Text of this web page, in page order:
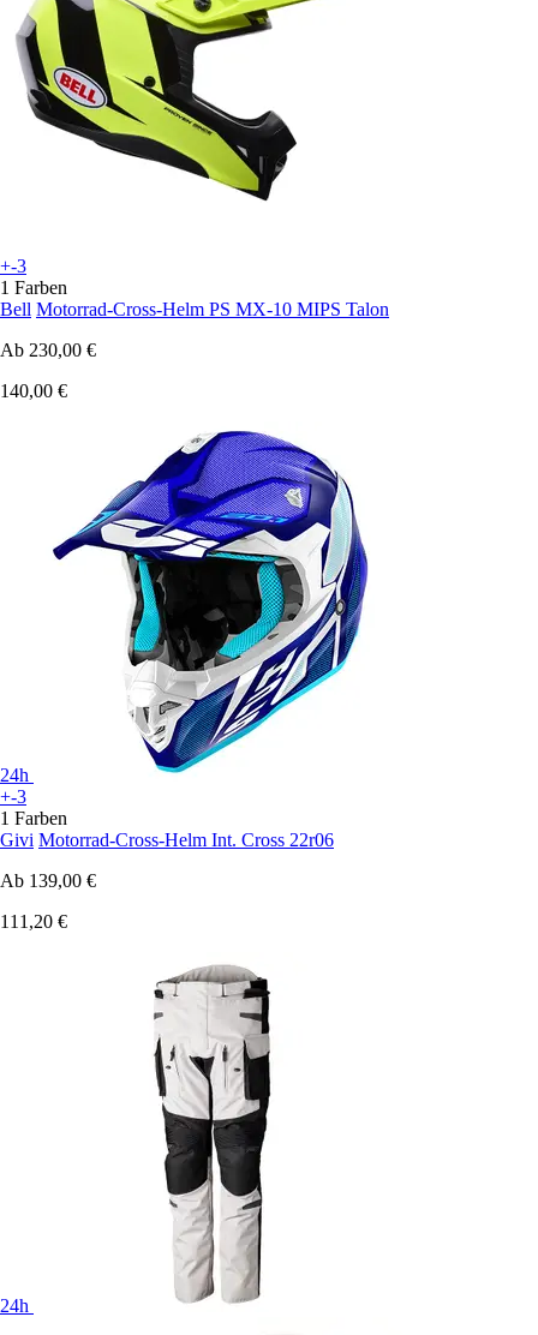
+-3
1 Farben
Bell Motorrad-Cross-Helm PS MX-10 MIPS Talon
Ab 230,00 €
140,00 €
24h
+-3
1 Farben
Givi Motorrad-Cross-Helm Int. Cross 22r06
Ab 139,00 €
111,20 €
24h